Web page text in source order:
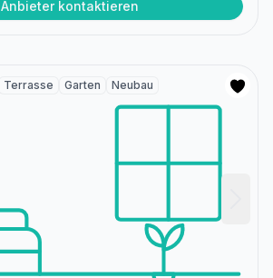
Anbieter kontaktieren
Terrasse Garten Neubau